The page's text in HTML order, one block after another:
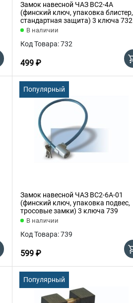
Замок навесной ЧАЗ ВС2-4А
(финский ключ, упаковка блистер,
стандартная защита) 3 ключа 732
В наличии
Код Товара: 732
499 ₽
Популярный
Замок навесной ЧАЗ ВС2-6А-01
(финский ключ, упаковка подвес,
тросовые замки) 3 ключа 739
В наличии
Код Товара: 739
599 ₽
Популярный